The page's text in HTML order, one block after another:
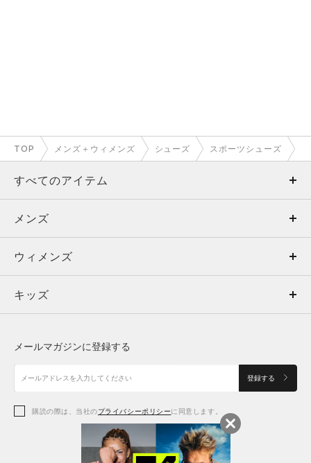
TOP メンズ＋ウィメンズ シューズ スポーツシューズ
すべてのアイテム
メンズ
ウィメンズ
キッズ
アクセサリー
メンズ
トップス
ボトムス
アクセサリー
ウィメンズ
トップス
シューズ
アクセサリー
キッズ
シューズ
メールマガジンに登録する
登録する
購読の際は、当社のプライバシーポリシーに同意します。